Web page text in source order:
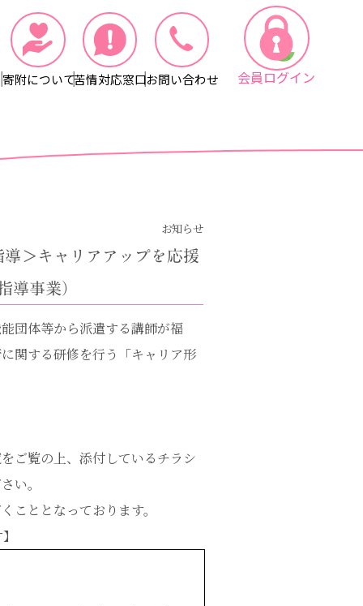
寄附について苦情対応窓口お問い合わせ 会員ログイン
お知らせ
＞キャリアアップを応援
導事業）
団体等から派遣する講師が福
関する研修を行う「キャリア形
ご覧の上、添付しているチラシ
い。
こととなっております。